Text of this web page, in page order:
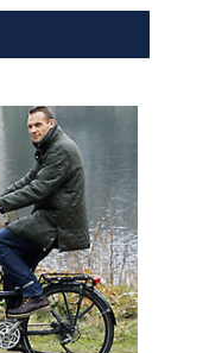
Stiftungweiter.